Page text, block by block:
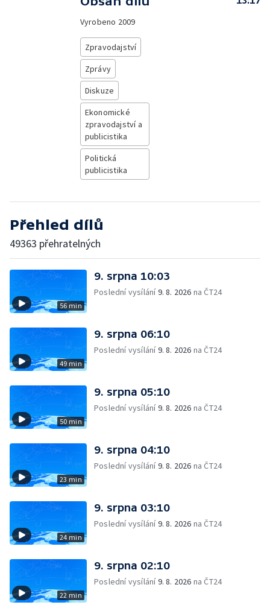
Vyrobeno 2009
Zpravodajství
Zprávy
Diskuze
Ekonomické
zpravodajství a
publicistika
Politická
publicistika
Přehled dílů
49363 přehratelných
56 min
9. srpna 10:03
Poslední vysílání9. 8. 2026 na ČT24
49 min
9. srpna 06:10
Poslední vysílání9. 8. 2026 na ČT24
50 min
9. srpna 05:10
Poslední vysílání9. 8. 2026 na ČT24
23 min
9. srpna 04:10
Poslední vysílání9. 8. 2026 na ČT24
24 min
9. srpna 03:10
Poslední vysílání9. 8. 2026 na ČT24
22 min
9. srpna 02:10
Poslední vysílání9. 8. 2026 na ČT24